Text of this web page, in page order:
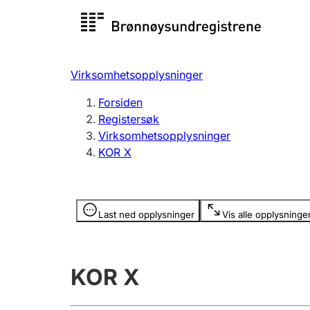
Registersøk
Registrere, endre, slette
Virksomhetsopplysninger
Forsiden
Registersøk
Virksomhetsopplysninger
KOR X
Last ned opplysninger Vis alle
Opplysninger er skjult
KOR X